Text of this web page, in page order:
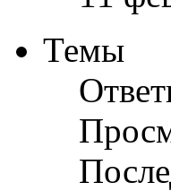
Темы